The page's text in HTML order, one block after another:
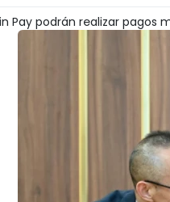
ven gran potencial de